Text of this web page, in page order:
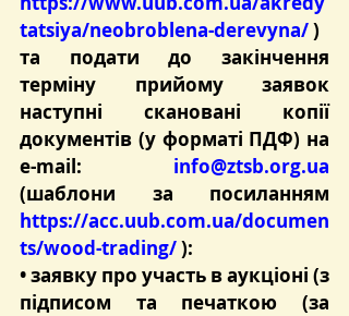
tatsiya/neobroblena-derevyna/ )
та подати до закінчення
терміну прийому заявок
наступні скановані копії
документів (у форматі ПДФ) на
e-mail: info@ztsb.org.ua
https://acc.uub.com.ua/documen
ts/wood-trading/ ):
• заявку про участь в аукціоні (з
підписом та печаткою (за